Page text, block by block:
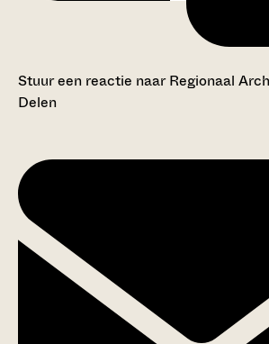
Stuur een reactie naar Regionaal
Delen